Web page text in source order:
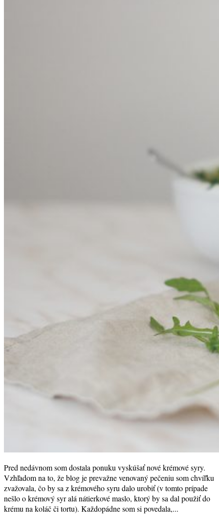
Pred nedávnom som dostala ponuku vyskúšať nové krémové syry.
Vzhľadom na to, že blog je prevažne venovaný pečeniu som chvíľku
zvažovala, čo by sa z krémového syru dalo urobiť (v tomto prípade
nešlo o krémový syr alá nátierkové maslo, ktorý by sa dal použiť do
krému na koláč či tortu). Každopádne som si povedala,...